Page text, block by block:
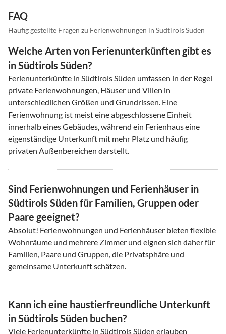
FAQ
Häufig gestellte Fragen zu Ferienwohnungen in Südtirols Süden
Welche Arten von Ferienunterkünften gibt es
in Südtirols Süden?
Ferienunterkünfte in Südtirols Süden umfassen in der Regel
private Ferienwohnungen, Häuser und Villen in
unterschiedlichen Größen und Grundrissen. Eine
Ferienwohnung ist meist eine abgeschlossene Einheit
innerhalb eines Gebäudes, während ein Ferienhaus eine
eigenständige Unterkunft mit mehr Platz und häufig
privaten Außenbereichen darstellt.
Sind Ferienwohnungen und Ferienhäuser in
Südtirols Süden für Familien, Gruppen oder
Paare geeignet?
Absolut! Ferienwohnungen und Ferienhäuser bieten flexible
Wohnräume und mehrere Zimmer und eignen sich daher für
Familien, Paare und Gruppen, die Privatsphäre und
gemeinsame Unterkunft schätzen.
Kann ich eine haustierfreundliche Unterkunft
in Südtirols Süden buchen?
Viele Ferienunterkünfte in Südtirols Süden erlauben